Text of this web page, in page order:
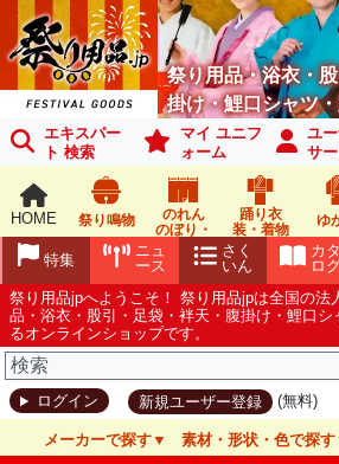
祭り用品・浴衣・
掛け・鯉口シャツ
エキスパー
ト 検索
マイ ユニフ
ォーム
ユ
サ
HOME 祭り鳴物
のれん
のぼり・
踊り衣
装・着物
ゆ
カタ
ロ
さく
いん
ニュ
ース
特集
祭り用品jpへようこそ！ 祭り用品jpは全国の法
品・浴衣・股引・足袋・袢天・腹掛け・鯉口
るオンラインショップです。
ログイン 新規ユーザー登録 (無料)
メーカーで探す 素材・形状・色で探す